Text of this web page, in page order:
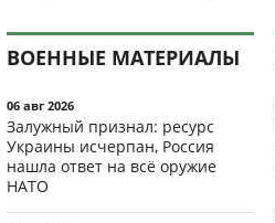
ВОЕННЫЕ МАТЕРИАЛЫ
06 авг 2026
Залужный признал: ресурс
Украины исчерпан, Россия
нашла ответ на всё оружие
НАТО